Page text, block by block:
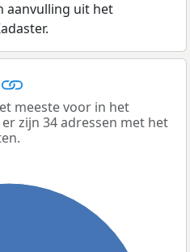
aanvulling uit het
meeste voor in het
zijn 34 adressen met het